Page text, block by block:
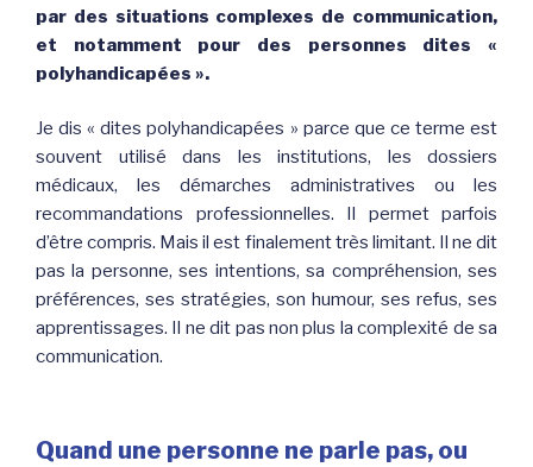
par des situations complexes de communication,
et notamment pour des personnes dites «
polyhandicapées ».
Je dis « dites polyhandicapées » parce que ce terme est
souvent utilisé dans les institutions, les dossiers
médicaux, les démarches administratives ou les
recommandations professionnelles. Il permet parfois
d’être compris. Mais il est finalement très limitant. Il ne dit
pas la personne, ses intentions, sa compréhension, ses
préférences, ses stratégies, son humour, ses refus, ses
apprentissages. Il ne dit pas non plus la complexité de sa
communication.
Quand une personne ne parle pas, ou